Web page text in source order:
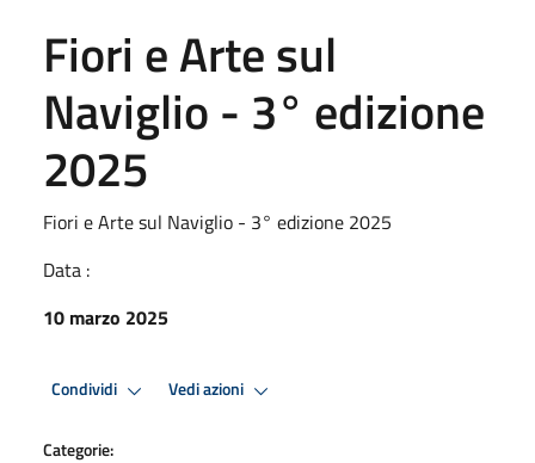
Fiori e Arte sul
Naviglio - 3° edizione
2025
Fiori e Arte sul Naviglio - 3° edizione 2025
Data :
10 marzo 2025
Condividi Vedi azioni
Categorie: